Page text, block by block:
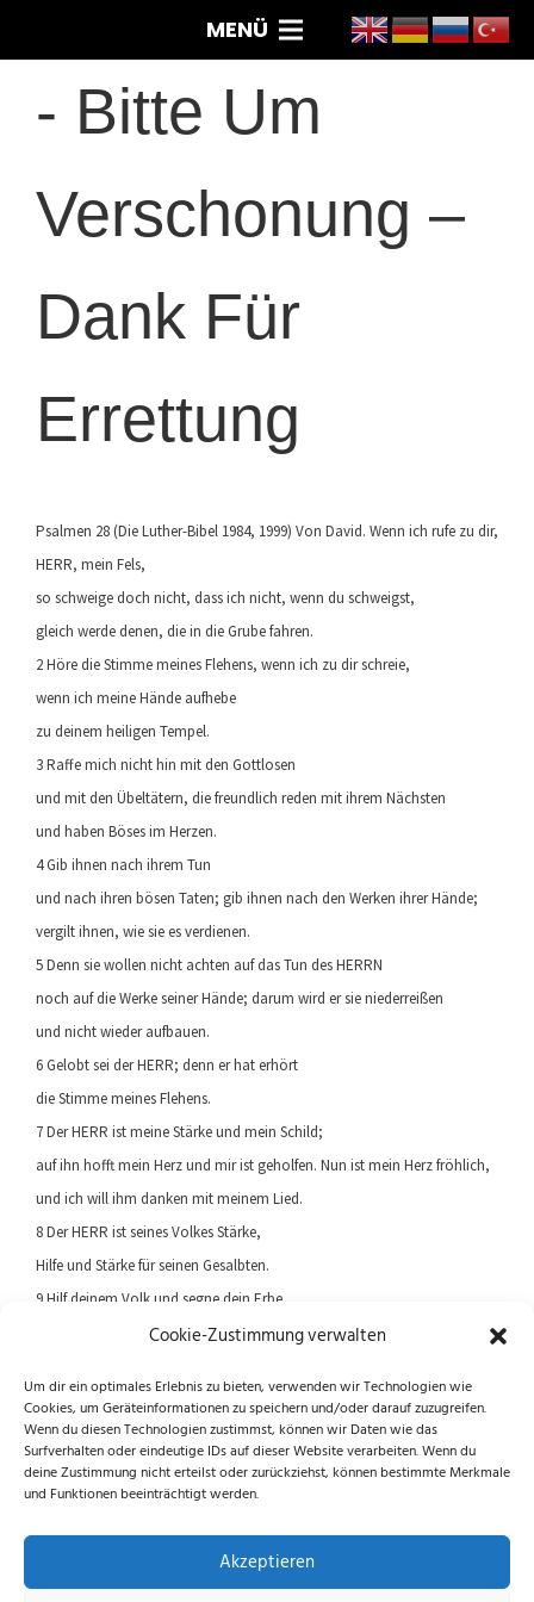
Cookie-Zustimmung verwalten
Um dir ein optimales Erlebnis zu bieten, verwenden wir Technologien wie
Cookies, um Geräteinformationen zu speichern und/oder darauf zuzugreifen.
Wenn du diesen Technologien zustimmst, können wir Daten wie das
Surfverhalten oder eindeutige IDs auf dieser Website verarbeiten. Wenn du
deine Zustimmung nicht erteilst oder zurückziehst, können bestimmte Merkmale
und Funktionen beeinträchtigt werden.
Akzeptieren
MENÜ
- Bitte Um
Verschonung –
Dank Für
Errettung
Psalmen 28 (Die Luther-Bibel 1984, 1999) Von David. Wenn ich rufe zu dir,
HERR, mein Fels,
so schweige doch nicht, dass ich nicht, wenn du schweigst,
gleich werde denen, die in die Grube fahren.
2 Höre die Stimme meines Flehens, wenn ich zu dir schreie,
wenn ich meine Hände aufhebe
zu deinem heiligen Tempel.
3 Raffe mich nicht hin mit den Gottlosen
und mit den Übeltätern, die freundlich reden mit ihrem Nächsten
und haben Böses im Herzen.
4 Gib ihnen nach ihrem Tun
und nach ihren bösen Taten; gib ihnen nach den Werken ihrer Hände;
vergilt ihnen, wie sie es verdienen.
5 Denn sie wollen nicht achten auf das Tun des HERRN
noch auf die Werke seiner Hände; darum wird er sie niederreißen
und nicht wieder aufbauen.
6 Gelobt sei der HERR; denn er hat erhört
die Stimme meines Flehens.
7 Der HERR ist meine Stärke und mein Schild;
auf ihn hofft mein Herz und mir ist geholfen. Nun ist mein Herz fröhlich,
und ich will ihm danken mit meinem Lied.
8 Der HERR ist seines Volkes Stärke,
Hilfe und Stärke für seinen Gesalbten.
9 Hilf deinem Volk und segne dein Erbe
und weide und trage sie ewiglich!
Next article
Previous article
Folge uns auf Instagram und Facebook!